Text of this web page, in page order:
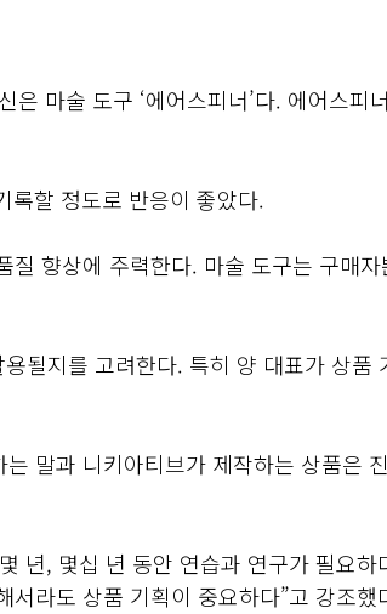
마술 도구 ‘에어스피너’다. 에어스
록할 정도로 반응이 좋았다.
향상에 주력한다. 마술 도구는 구매
될지를 고려한다. 특히 양 대표가 상품
말과 니키아티브가 제작하는 상품은
년, 몇십 년 동안 연습과 연구가 필요
라도 상품 기획이 중요하다”고 강조했